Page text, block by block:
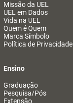
Missão da UEL
UEL em Dados
Vida na UEL
Quem é Quem
Marca Símbolo
Política de Privacidade
Ensino
Graduação
Pesquisa/Pós
Extensão